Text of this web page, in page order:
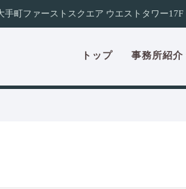
手町ファーストスクエア ウエストタワー17F
トップ 事務所紹介